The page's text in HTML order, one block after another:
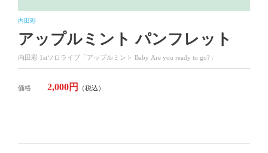
内田彩
アップルミント パンフレット
内田彩 1stソロライブ「アップルミント Baby Are you ready to go?」
価格 2,000円 （税込）